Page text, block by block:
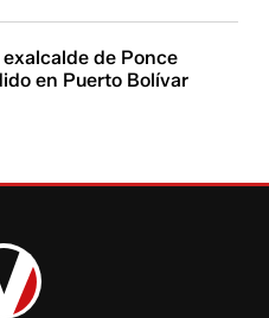
de Ponce
en Puerto Bolívar